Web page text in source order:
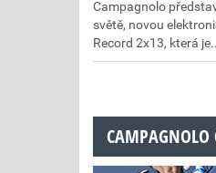
Campagnolo
světě, novou
Record 2x13, která
CAMPAGNOLO